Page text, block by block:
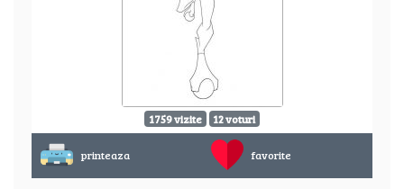
1759 vizite 12 voturi
printeaza favorite